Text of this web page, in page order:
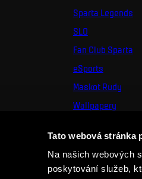
Tato webová stránka
Na našich webových
poskytování služeb,
Sparta Legends
SLO
Fan Club Sparta
eSports
Maskot Rudy
Wallpapery
Mural výzva